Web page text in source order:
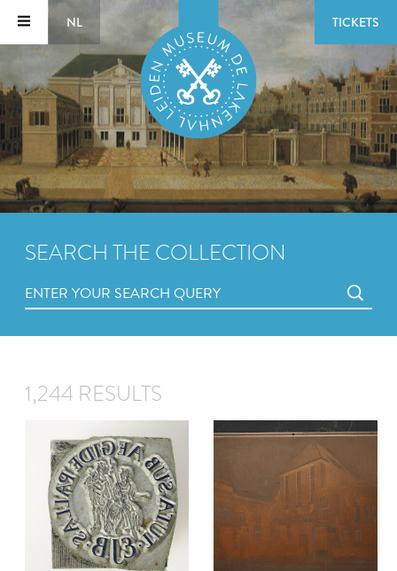
NL TICKETS
SEARCH THE COLLECTION
1,244 RESULTS